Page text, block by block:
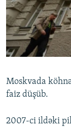
FOTOQALEREYA
İNFOQRAFIKA
KARIKATURA
OXU ZALI
AZƏRBAYCAN
İSLAM VƏ
HAQQIMIZDA
MISSIYAMIZ
PEŞƏ ETIKASI VƏ
XƏBƏR
BIZI IZLƏ
RFE/RL-in
Moskvada
faiz düşüb.
2007-ci ildəki